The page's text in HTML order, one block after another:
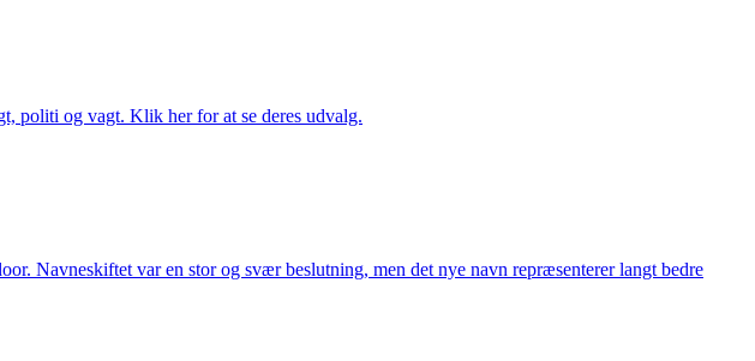
politi og vagt. Klik her for at se deres udvalg.
Navneskiftet var en stor og svær beslutning, men det nye navn repræsenterer langt bedre